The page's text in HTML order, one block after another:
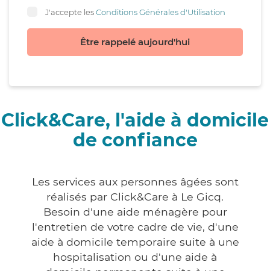
J'accepte lesConditions Générales d'Utilisation
Être rappelé aujourd'hui
Click&Care, l'aide à domicile
de confiance
Les services aux personnes âgées sont
réalisés par Click&Care à Le Gicq.
Besoin d'une aide ménagère pour
l'entretien de votre cadre de vie, d'une
aide à domicile temporaire suite à une
hospitalisation ou d'une aide à